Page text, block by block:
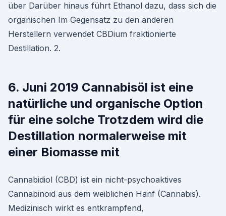
über Darüber hinaus führt Ethanol dazu, dass sich die
organischen Im Gegensatz zu den anderen
Herstellern verwendet CBDium fraktionierte
Destillation. 2.
6. Juni 2019 Cannabisöl ist eine
natürliche und organische Option
für eine solche Trotzdem wird die
Destillation normalerweise mit
einer Biomasse mit
Cannabidiol (CBD) ist ein nicht-psychoaktives
Cannabinoid aus dem weiblichen Hanf (Cannabis).
Medizinisch wirkt es entkrampfend,